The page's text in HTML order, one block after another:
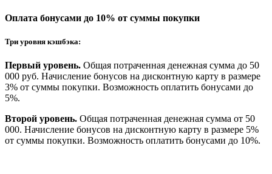
Оплата бонусами до 10% от суммы покупки
Три уровня кэшбэка:
Первый уровень. Общая потраченная денежная сумма до 50
000 руб. Начисление бонусов на дисконтную карту в размере
3% от суммы покупки. Возможность оплатить бонусами до
5%.
Второй уровень. Общая потраченная денежная сумма от 50
000. Начисление бонусов на дисконтную карту в размере 5%
от суммы покупки. Возможность оплатить бонусами до 10%.